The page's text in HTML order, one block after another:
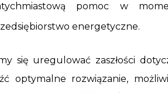
pomoc w
energetyczne.
się uregulować zaszłości
optymalne rozwiązanie,